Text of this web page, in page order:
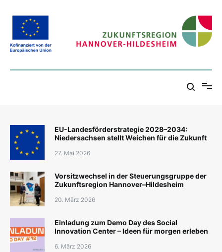
Inhalt
springen
EU-Landesförderstrategie 2028–2034:
Niedersachsen stellt Weichen für die Zukunft
27. Mai 2026
Vorsitzwechsel in der Steuerungsgruppe der
Zukunftsregion Hannover–Hildesheim
20. März 2026
Einladung zum Demo Day des Social
Innovation Center – Ideen für morgen erleben
6. März 2026